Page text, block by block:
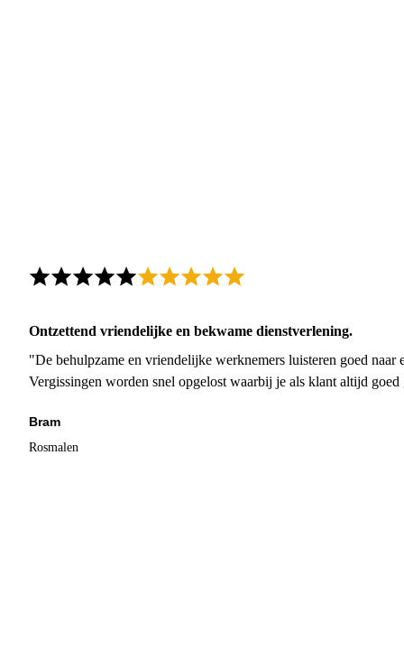
Ontzettend vriendelijke en bekwame dienstverlening.
"De behulpzame en vriendelijke werknemers luisteren goed naar
Vergissingen worden snel opgelost waarbij je als klant altijd
Bram
Rosmalen